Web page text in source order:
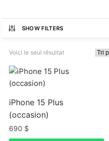
SHOW FILTERS
Voici le seul résultat
iPhone 15 Plus
(occasion)
690 $